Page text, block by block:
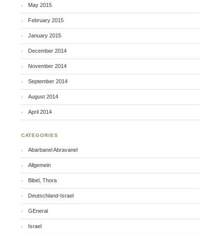
May 2015
February 2015
January 2015
December 2014
November 2014
September 2014
August 2014
April 2014
CATEGORIES
Abarbanel Abravanel
Allgemein
Bibel, Thora
Deutschland-Israel
GEneral
Israel